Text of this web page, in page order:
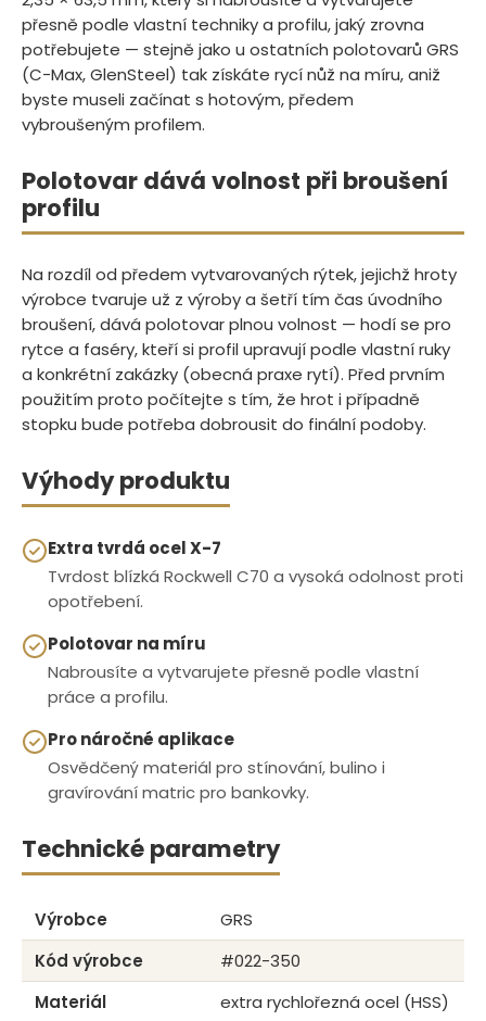
přesně podle vlastní techniky a profilu, jaký zrovna
potřebujete — stejně jako u ostatních polotovarů GRS
(C-Max, GlenSteel) tak získáte rycí nůž na míru, aniž
byste museli začínat s hotovým, předem
vybroušeným profilem.
Polotovar dává volnost při broušení
profilu
Na rozdíl od předem vytvarovaných rýtek, jejichž hroty
výrobce tvaruje už z výroby a šetří tím čas úvodního
broušení, dává polotovar plnou volnost — hodí se pro
rytce a faséry, kteří si profil upravují podle vlastní ruky
a konkrétní zakázky (obecná praxe rytí). Před prvním
použitím proto počítejte s tím, že hrot i případně
stopku bude potřeba dobrousit do finální podoby.
Výhody produktu
Extra tvrdá ocel X-7
Tvrdost blízká Rockwell C70 a vysoká odolnost proti
opotřebení.
Polotovar na míru
Nabrousíte a vytvarujete přesně podle vlastní
práce a profilu.
Pro náročné aplikace
Osvědčený materiál pro stínování, bulino i
gravírování matric pro bankovky.
Technické parametry
Výrobce
GRS
Kód výrobce
#022-350
Materiál
extra rychlořezná ocel (HSS)